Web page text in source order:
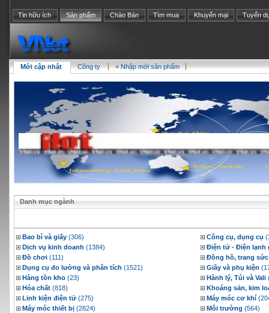
Tin hữu ích Sản phẩm Chào Bán Tìm mua Khuyến mại Tuyển
Mới cập nhật Công ty + Nhập mới sản phẩm
Danh mục ngành
Bao bì và giấy (306) Công cụ, dụng cụ
Dịch vụ kinh doanh (1384)
Điện tử - Điện lạnh
Đồ chơi (111)
Đồng hồ, trang
Dụng cụ đo lường và phân tích (1521) Giầy và phụ kiện
Hàng tồn kho (23) Hành lý, Túi và Vali
Hóa chất (818)
Khoáng sản, kim
Linh kiện điện tử (275) Máy móc cơ khí
Máy móc thiết bị (2824) Môi trường (564)